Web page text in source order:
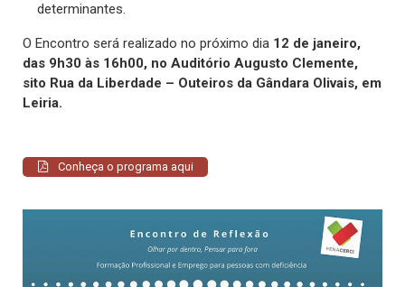
determinantes.
O Encontro será realizado no próximo dia 12 de janeiro,
das 9h30 às 16h00, no Auditório Augusto Clemente,
sito Rua da Liberdade – Outeiros da Gândara Olivais, em
Leiria.
Conheça o programa aqui